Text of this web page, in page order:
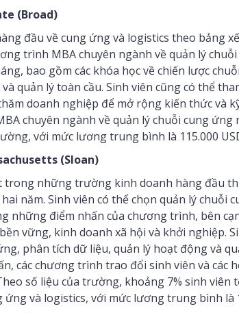
(Broad)
đầu về cung ứng và logistics theo bảng
trình MBA chuyên ngành về quản lý
bao gồm các khóa học về chiến lược
quản lý toàn cầu. Sinh viên cũng có thể
doanh nghiệp để mở rộng kiến thức và
chuyên ngành về quản lý chuỗi cung ứng
với mức lương trung bình là 115.000
(Sloan)
trong những trường kinh doanh hàng đầu
năm. Sinh viên có thể chọn quản lý chuỗi
những điểm nhấn của chương trình, bên
vững, kinh doanh xã hội và khởi nghiệp.
phân tích dữ liệu, quản lý hoạt động và
các chương trình trao đổi sinh viên và các
số liệu của trường, khoảng 7% sinh viên
và logistics, với mức lương trung bình là